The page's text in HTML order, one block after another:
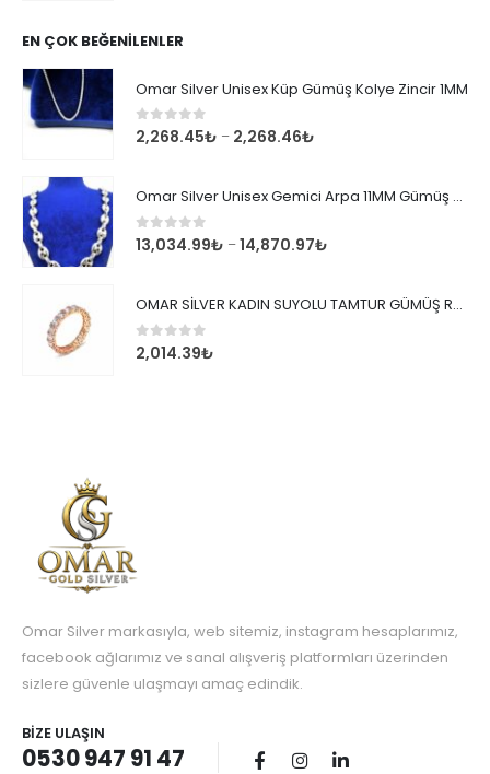
EN ÇOK BEĞENILENLER
Omar Silver Unisex Küp Gümüş Kolye Zincir 1MM
0 out of 5
2,268.45₺ – 2,268.46₺
Omar Silver Unisex Gemici Arpa 11MM Gümüş Kolye Zincir
0out of 5
13,034.99₺ –14,870.97₺
OMAR SİLVER KADIN SUYOLU TAMTUR GÜMÜŞ ROSE YÜZÜK SU YOLU TAMTUR YÜZÜK Omr8149
0 out of 5
2,014.39₺
Omar Silver markasıyla, web sitemiz, instagram hesaplarımız,
facebook ağlarımız ve sanal alışveriş platformları üzerinden
sizlere güvenle ulaşmayı amaç edindik.
BIZE ULAŞIN
0530 947 91 47